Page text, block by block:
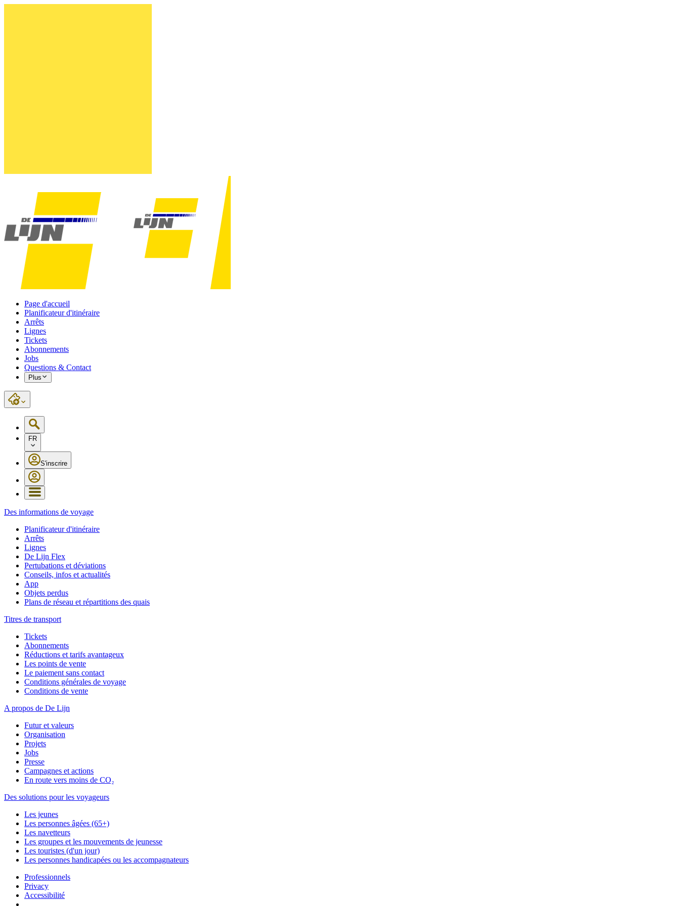
Page d'accueil
Planificateur d'itinéraire
Arrêts
Lignes
Tickets
Abonnements
Jobs
Questions & Contact
Plus
FR
S'inscrire
Des informations de voyage
Planificateur d'itinéraire
Arrêts
Lignes
De Lijn Flex
Pertubations et déviations
Conseils, infos et actualités
App
Objets perdus
Plans de réseau et répartitions des quais
Titres de transport
Tickets
Abonnements
Réductions et tarifs avantageux
Les points de vente
Le paiement sans contact
Conditions générales de voyage
Conditions de vente
A propos de De Lijn
Futur et valeurs
Organisation
Projets
Jobs
Presse
Campagnes et actions
En route vers moins de CO₂
Des solutions pour les voyageurs
Les jeunes
Les personnes âgées (65+)
Les navetteurs
Les groupes et les mouvements de jeunesse
Les touristes (d'un jour)
Les personnes handicapées ou les accompagnateurs
Professionnels
Privacy
Accessibilité